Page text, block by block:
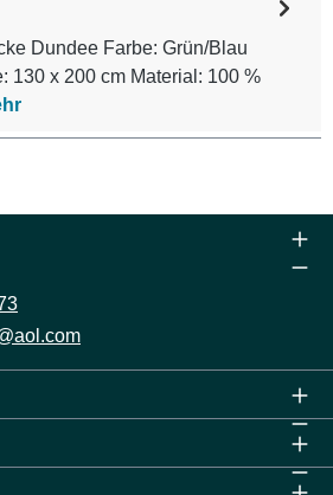
Dundee Farbe: Grün/Blau
130 x 200 cm Material: 100 %